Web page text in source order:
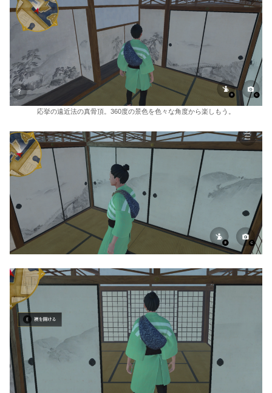
応挙の遠近法の真骨頂。360度の景色を色々な角度から楽しもう。